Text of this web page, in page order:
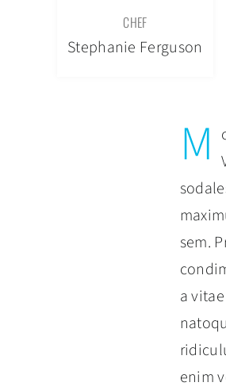
CHEF
Stephanie Ferguson
M
sem.
a
enim